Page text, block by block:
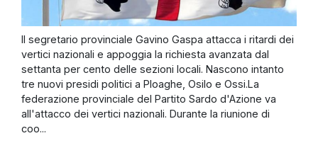
Il segretario provinciale Gavino Gaspa attacca i ritardi dei
vertici nazionali e appoggia la richiesta avanzata dal
settanta per cento delle sezioni locali. Nascono intanto
tre nuovi presidi politici a Ploaghe, Osilo e Ossi.La
federazione provinciale del Partito Sardo d'Azione va
all'attacco dei vertici nazionali. Durante la riunione di
coo...